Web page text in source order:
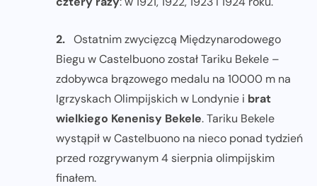
2. Ostatnim zwycięzcą Międzynarodowego
Biegu w Castelbuono został Tariku Bekele –
zdobywca brązowego medalu na 10000 m na
Igrzyskach Olimpijskich w Londynie i brat
wielkiego Kenenisy Bekele. Tariku Bekele
wystąpił w Castelbuono na nieco ponad tydzień
przed rozgrywanym 4 sierpnia olimpijskim
finałem.